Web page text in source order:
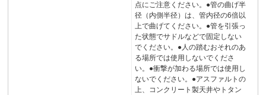
点にご注意ください。●管の曲げ半
径（内側半径）は、管内径の6倍以
上で曲げてください。●管を引張っ
た状態でサドルなどで固定しない
でください。●人の踏むおそれのあ
る場所では使用しないでくださ
い。●衝撃が加わる場所では使用し
ないでください。●アスファルトの
上、コンクリート製天井やトタン